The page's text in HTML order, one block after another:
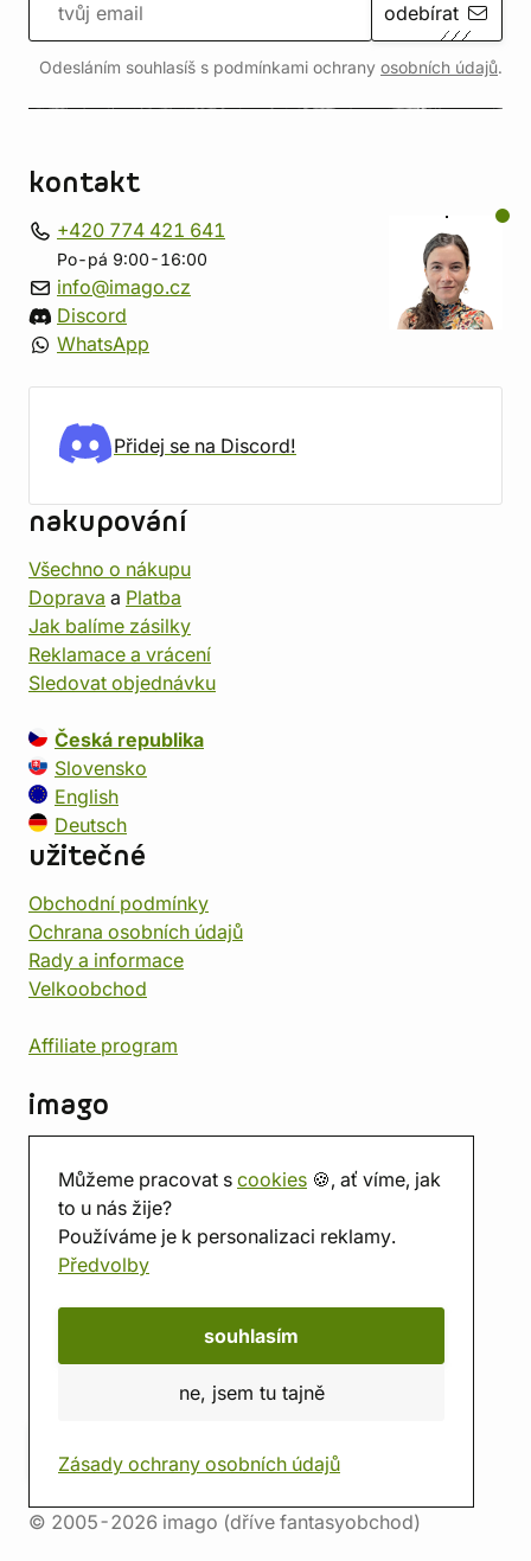
Můžeme pracovat s cookies 🍪, ať víme, jak
to u nás žije?
Používáme je k personalizaci reklamy.
Předvolby
souhlasím
ne, jsem tu tajně
Zásady ochrany osobních údajů
odebírat
Odesláním souhlasíš s podmínkami ochrany osobních údajů.
kontakt
+420 774 421 641
Po-pá 9:00-16:00
info@imago.cz
Discord
WhatsApp
Přidej se na Discord!
nakupování
Všechno o nákupu
Doprava a Platba
Jak balíme zásilky
Reklamace a vrácení
Sledovat objednávku
Česká republika
Slovensko
English
Deutsch
užitečné
Obchodní podmínky
Ochrana osobních údajů
Rady a informace
Velkoobchod
Affiliate program
imago
Prodejna
Herna
O nás
Hodnocení obchodu
© 2005-2026 imago (dříve fantasyobchod)